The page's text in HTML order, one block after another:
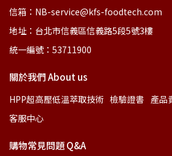
信箱：NB-service@kfs-foodtech.com
地址：台北市信義區信義路5段5號3樓
統一編號：53711900
關於我們 About us
HPP超高壓低溫萃取技術 檢驗證書 產品
客服中心
購物常見問題 Q&A